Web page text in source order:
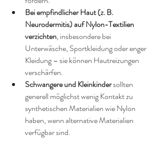
Bei empfindlicher Haut (z. B.
Neurodermitis) auf Nylon-Textilien
verzichten, insbesondere bei
Unterwäsche, Sportkleidung oder enger
Kleidung – sie können Hautreizungen
verschärfen.
Schwangere und Kleinkinder sollten
generell möglichst wenig Kontakt zu
synthetischen Materialien wie Nylon
haben, wenn alternative Materialien
verfügbar sind.